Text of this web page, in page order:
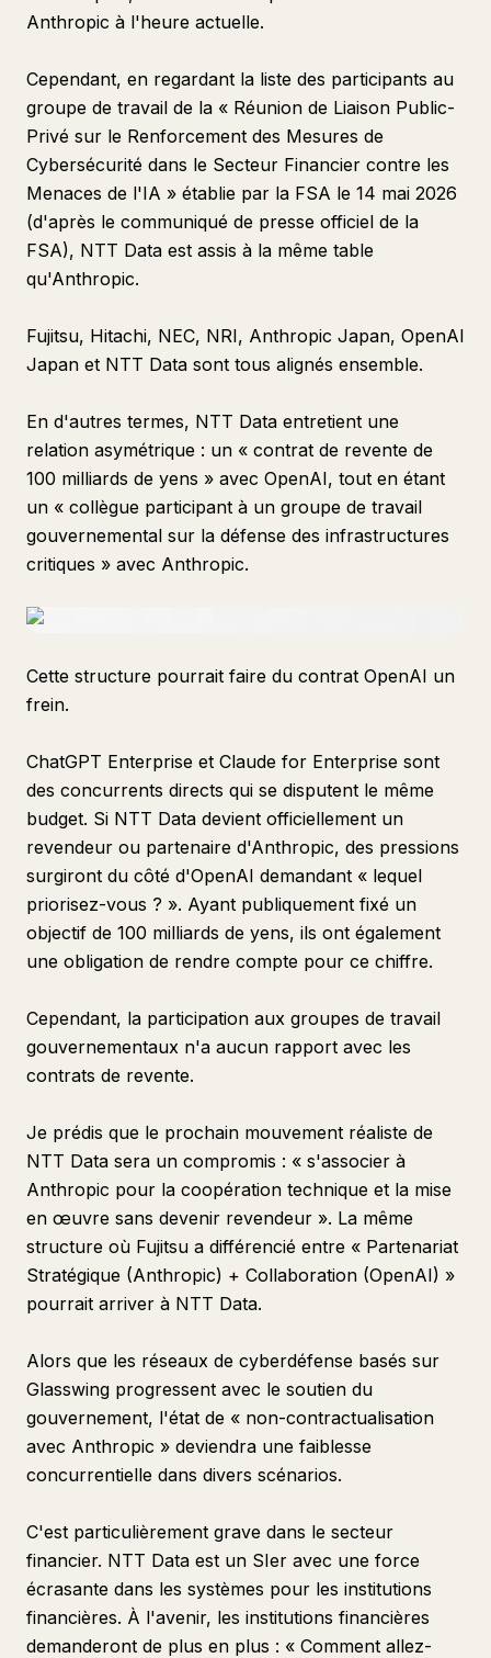
Anthropic à l'heure actuelle.
Cependant, en regardant la liste des participants au
groupe de travail de la « Réunion de Liaison Public-
Privé sur le Renforcement des Mesures de
Cybersécurité dans le Secteur Financier contre les
Menaces de l'IA » établie par la FSA le 14 mai 2026
(d'après le communiqué de presse officiel de la
FSA), NTT Data est assis à la même table
qu'Anthropic.
Fujitsu, Hitachi, NEC, NRI, Anthropic Japan, OpenAI
Japan et NTT Data sont tous alignés ensemble.
En d'autres termes, NTT Data entretient une
relation asymétrique : un « contrat de revente de
100 milliards de yens » avec OpenAI, tout en étant
un « collègue participant à un groupe de travail
gouvernemental sur la défense des infrastructures
critiques » avec Anthropic.
Cette structure pourrait faire du contrat OpenAI un
frein.
ChatGPT Enterprise et Claude for Enterprise sont
des concurrents directs qui se disputent le même
budget. Si NTT Data devient officiellement un
revendeur ou partenaire d'Anthropic, des pressions
surgiront du côté d'OpenAI demandant « lequel
priorisez-vous ? ». Ayant publiquement fixé un
objectif de 100 milliards de yens, ils ont également
une obligation de rendre compte pour ce chiffre.
Cependant, la participation aux groupes de travail
gouvernementaux n'a aucun rapport avec les
contrats de revente.
Je prédis que le prochain mouvement réaliste de
NTT Data sera un compromis : « s'associer à
Anthropic pour la coopération technique et la mise
en œuvre sans devenir revendeur ». La même
structure où Fujitsu a différencié entre « Partenariat
Stratégique (Anthropic) + Collaboration (OpenAI) »
pourrait arriver à NTT Data.
Alors que les réseaux de cyberdéfense basés sur
Glasswing progressent avec le soutien du
gouvernement, l'état de « non-contractualisation
avec Anthropic » deviendra une faiblesse
concurrentielle dans divers scénarios.
C'est particulièrement grave dans le secteur
financier. NTT Data est un SIer avec une force
écrasante dans les systèmes pour les institutions
financières. À l'avenir, les institutions financières
demanderont de plus en plus : « Comment allez-